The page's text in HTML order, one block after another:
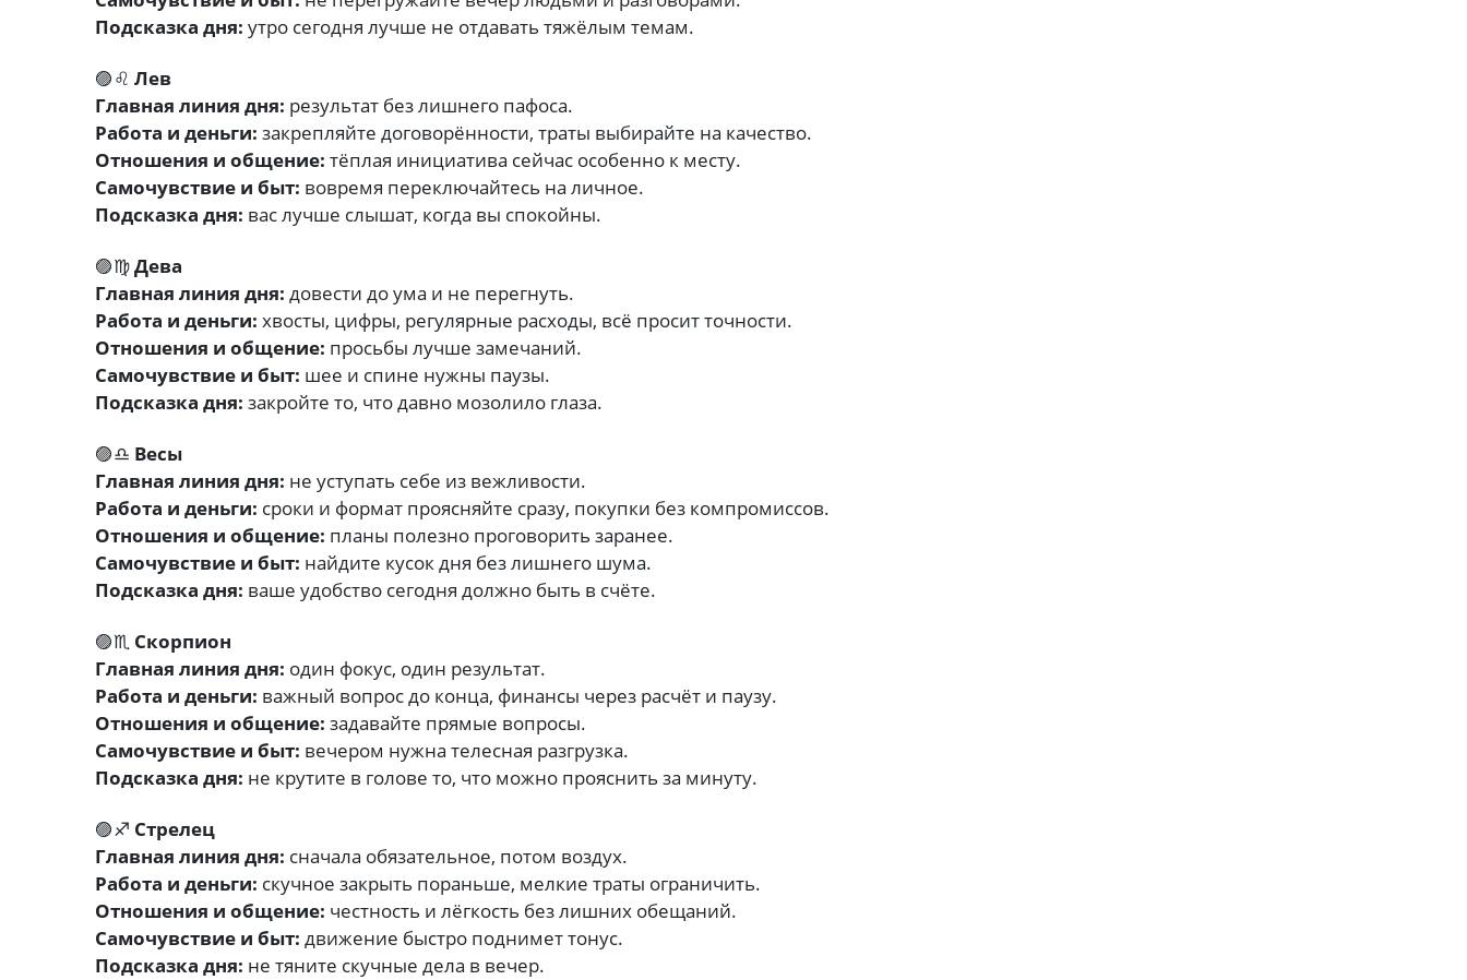
Подсказка дня: утро сегодня лучше не отдавать тяжёлым темам.
🟣♌ Лев
Главная линия дня: результат без лишнего пафоса.
Работа и деньги: закрепляйте договорённости, траты выбирайте на качество.
Отношения и общение: тёплая инициатива сейчас особенно к месту.
Самочувствие и быт: вовремя переключайтесь на личное.
Подсказка дня: вас лучше слышат, когда вы спокойны.
🟣♍Дева
Главная линия дня: довести до ума и не перегнуть.
Работа и деньги: хвосты, цифры, регулярные расходы, всё просит точности.
Отношения и общение: просьбы лучше замечаний.
Самочувствие и быт: шее и спине нужны паузы.
Подсказка дня: закройте то, что давно мозолило глаза.
🟣♎ Весы
Главная линия дня: не уступать себе из вежливости.
Работа и деньги: сроки и формат проясняйте сразу, покупки без компромиссов.
Отношения и общение: планы полезно проговорить заранее.
Самочувствие и быт: найдите кусок дня без лишнего шума.
Подсказка дня: ваше удобство сегодня должно быть в счёте.
🟣♏ Скорпион
Главная линия дня: один фокус, один результат.
Работа и деньги: важный вопрос до конца, финансы через расчёт и паузу.
Отношения и общение: задавайте прямые вопросы.
Самочувствие и быт: вечером нужна телесная разгрузка.
Подсказка дня: не крутите в голове то, что можно прояснить за минуту.
🟣♐ Стрелец
Главная линия дня: сначала обязательное, потом воздух.
Работа и деньги: скучное закрыть пораньше, мелкие траты ограничить.
Отношения и общение: честность и лёгкость без лишних обещаний.
Самочувствие и быт: движение быстро поднимет тонус.
Подсказка дня: не тяните скучные дела в вечер.